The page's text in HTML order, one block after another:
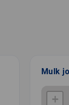
Mulk
+